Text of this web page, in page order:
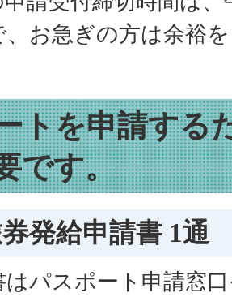
、お急ぎの方は余裕
トを申請する
です。
発給申請書 1通
はパスポート申請窓